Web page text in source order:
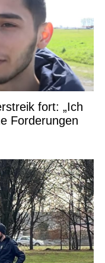
fort: „Ich
Forderungen